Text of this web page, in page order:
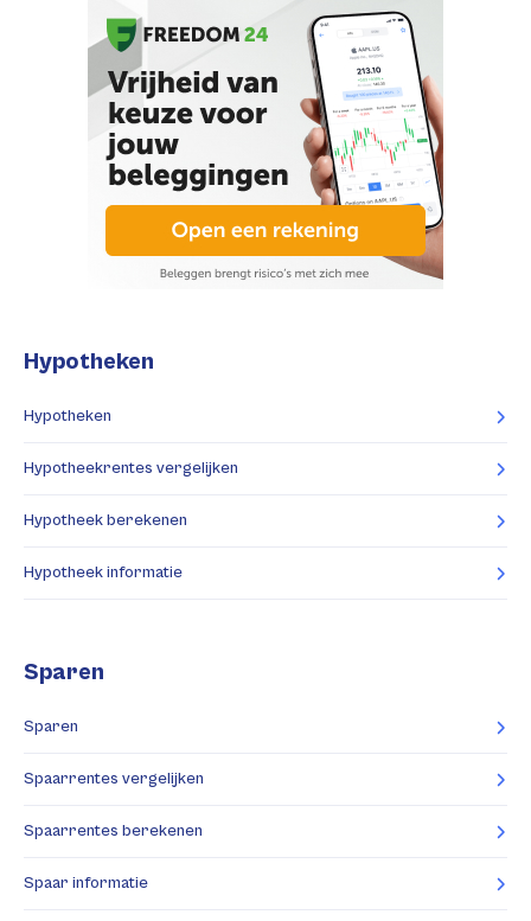
Hypotheken
Hypotheken
Hypotheekrentes vergelijken
Hypotheek berekenen
Hypotheek informatie
Sparen
Sparen
Spaarrentes vergelijken
Spaarrentes berekenen
Spaar informatie